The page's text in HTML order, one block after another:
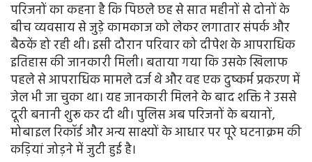
परिजनों का कहना है कि पिछले छह से सात महीनों से दोनों के
बीच व्यवसाय से जुड़े कामकाज को लेकर लगातार संपर्क और
बैठकें हो रही थी। इसी दौरान परिवार को दीपेश के आपराधिक
इतिहास की जानकारी मिली। बताया गया कि उसके खिलाफ
पहले से आपराधिक मामले दर्ज थे और वह एक दुष्कर्म प्रकरण में
जेल भी जा चुका था। यह जानकारी मिलने के बाद शक्ति ने उससे
दूरी बनानी शुरू कर दी थी। पुलिस अब परिजनों के बयानों,
मोबाइल रिकॉर्ड और अन्य साक्ष्यों के आधार पर पूरे घटनाक्रम की
कड़ियां जोड़ने में जुटी हुई है।